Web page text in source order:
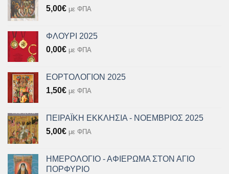
5,00€ με ΦΠΑ
ΦΛΟΥΡΙ 2025
0,00€ με ΦΠΑ
ΕΟΡΤΟΛΟΓΙΟΝ 2025
1,50€ με ΦΠΑ
ΠΕΙΡΑΪΚΗ ΕΚΚΛΗΣΙΑ - ΝΟΕΜΒΡΙΟΣ 2025
5,00€ με ΦΠΑ
ΗΜΕΡΟΛΟΓΙΟ - ΑΦΙΕΡΩΜΑ ΣΤΟΝ ΑΓΙΟ
ΠΟΡΦΥΡΙΟ